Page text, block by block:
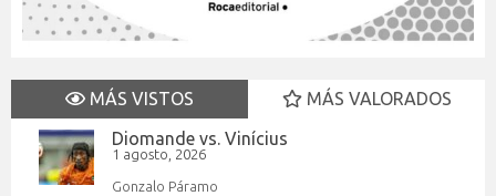
MÁS VISTOS
MÁS VALORADOS
Diomande vs. Vinícius
1 agosto, 2026
Gonzalo Páramo